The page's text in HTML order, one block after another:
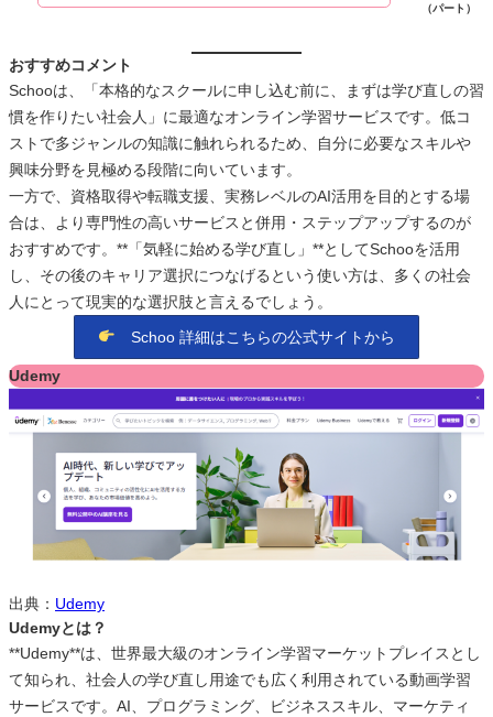
（パート）
おすすめコメント
Schooは、「本格的なスクールに申し込む前に、まずは学び直しの習
慣を作りたい社会人」に最適なオンライン学習サービスです。低コ
ストで多ジャンルの知識に触れられるため、自分に必要なスキルや
興味分野を見極める段階に向いています。
一方で、資格取得や転職支援、実務レベルのAI活用を目的とする場
合は、より専門性の高いサービスと併用・ステップアップするのが
おすすめです。**「気軽に始める学び直し」**としてSchooを活用
し、その後のキャリア選択につなげるという使い方は、多くの社会
人にとって現実的な選択肢と言えるでしょう。
Schoo 詳細はこちらの公式サイトから
Udemy
出典： Udemy
Udemyとは？
**Udemy**は、世界最大級のオンライン学習マーケットプレイスとし
て知られ、社会人の学び直し用途でも広く利用されている動画学習
サービスです。AI、プログラミング、ビジネススキル、マーケティ